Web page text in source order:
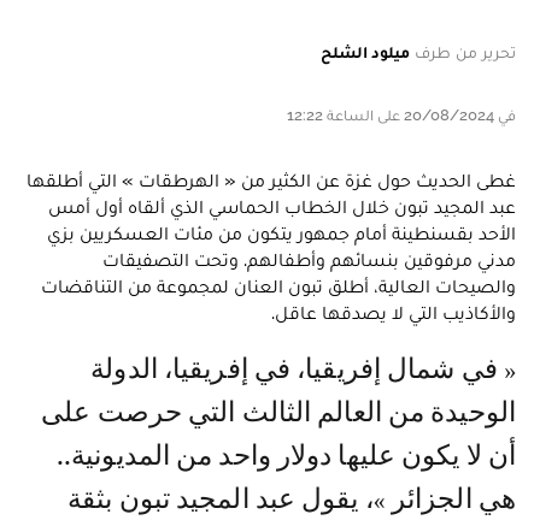
تحرير من طرف ميلود الشلح
في 20/08/2024 على الساعة 12:22
غطى الحديث حول غزة عن الكثير من « الهرطقات » التي أطلقها
عبد المجيد تبون خلال الخطاب الحماسي الذي ألقاه أول أمس
الأحد بقسنطينة أمام جمهور يتكون من مئات العسكريين بزي
مدني مرفوقين بنسائهم وأطفالهم. وتحت التصفيقات
والصيحات العالية، أطلق تبون العنان لمجموعة من التناقضات
والأكاذيب التي لا يصدقها عاقل.
« في شمال إفريقيا، في إفريقيا، الدولة
الوحيدة من العالم الثالث التي حرصت على
أن لا يكون عليها دولار واحد من المديونية..
هي الجزائر »، يقول عبد المجيد تبون بثقة